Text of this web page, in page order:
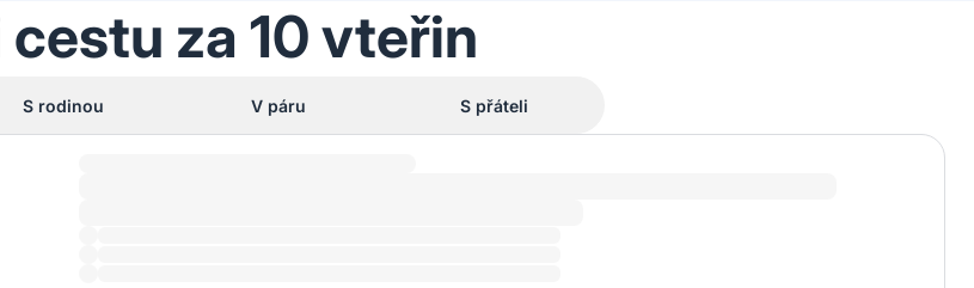
cestu za 10 vteřin
S rodinou V páru S přáteli